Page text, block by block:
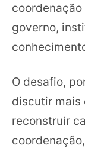
governo,
O desafio,
discutir mais
reconstruir